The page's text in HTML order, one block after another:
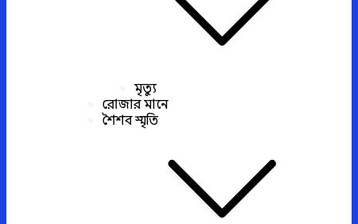
মৃত্যু
রোজার মানে
শৈশব স্মৃতি